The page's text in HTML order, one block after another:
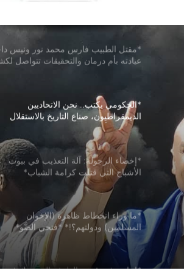
*مقتل الطبيب فارس محمد نور ونيس
عيادته بأم درمان والتحقيقات تتواصل
*الجكومي يكتب.. ﻧﺤﻦ ﺍﻻﺗﺤﺎﺩيين
ﺍﻟﺪﻳﻤﻘﺮﺍﻃﻴﻮﻥ، ﺻﻨﺎﻉ ﺍﻟﺘﺎﺭﻳﺦ ﺑﺎﻻﺳﺘﻘﻼﻝ
ﻭﺣﻤﺎﺗﻪ، ﻭﺃﻫﻞ ﺍﻟﻤﻮﻗﻒ ﺍﻟﺴﻮﺩﺍﻧﻲ ﺍﻟﻮﻃﻨﻲ
ﺍﺭﺗﺒﺎﻃﺎ ﺑﺘﺮﺍﺙ ﻧﻀﺎﻟﻲ ﻋﺮﻳﻖ ﻭﺃﺻﻴﻞ*
*إخصاء الرجولة: آلة التعذيب في بيوت
الأشباح التي قتلت كرامة الشباب*
*ما وراء انحطاط ظاهرة (الإخوان
المسلمين) ودولتهم؟!* *فتحي الضَّو*
*اجانب في قبضة الطوف المشترك في